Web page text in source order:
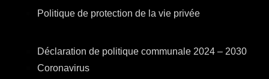
Politique de protection de la vie privée
Déclaration de politique communale 2024 – 2030
Coronavirus